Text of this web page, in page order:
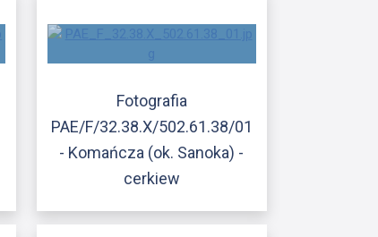
Fotografia
PAE/F/32.38.X/502.61.38/01
- Komańcza (ok. Sanoka) -
cerkiew